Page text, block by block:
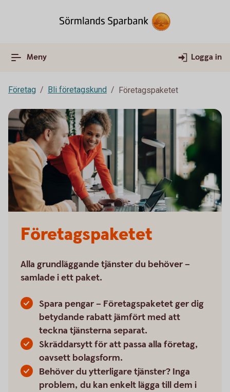
Meny Logga in
Företag Bli företagskund Företagspaketet
Företagspaketet
Alla grundläggande tjänster du behöver –
samlade i ett paket.
Spara pengar – Företagspaketet ger dig
betydande rabatt jämfört med att
teckna tjänsterna separat.
Skräddarsytt för att passa alla företag,
oavsett bolagsform.
Behöver du ytterligare tjänster? Inga
problem, du kan enkelt lägga till dem i